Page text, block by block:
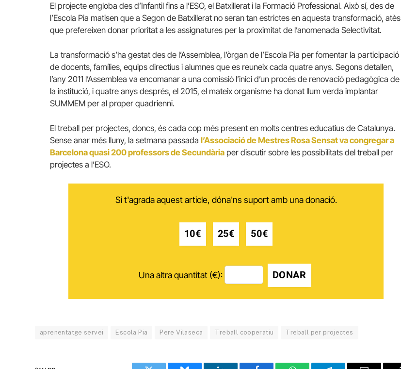
El projecte engloba des d’Infantil fins a l’ESO, el Batxillerat i la Formació Professional. Això sí, des de
l’Escola Pia matisen que a Segon de Batxillerat no seran tan estrictes en aquesta transformació, atès
que prefereixen donar prioritat a les assignatures per la proximitat de l’anomenada Selectivitat.
La transformació s’ha gestat des de l’Assemblea, l’òrgan de l’Escola Pia per fomentar la participació
de docents, famílies, equips directius i alumnes que es reuneix cada quatre anys. Segons detallen,
l’any 2011 l’Assemblea va encomanar a una comissió l’inici d’un procés de renovació pedagògica de
la institució, i quatre anys després, el 2015, el mateix organisme ha donat llum verda implantar
SUMMEM per al proper quadrienni.
El treball per projectes, doncs, és cada cop més present en molts centres educatius de Catalunya.
Sense anar més lluny, la setmana passada l’Associació de Mestres Rosa Sensat va congregar a
Barcelona quasi 200 professors de Secundària per discutir sobre les possibilitats del treball per
projectes a l’ESO.
Si t'agrada aquest article, dóna'ns suport amb una donació.
10€ 25€ 50€
Una altra quantitat (€): DONAR
aprenentatge servei Escola Pia Pere Vilaseca Treball cooperatiu Treball per projectes